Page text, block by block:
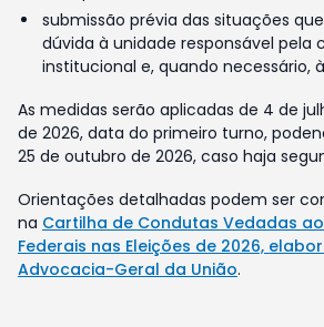
submissão prévia das situações
dúvida à unidade responsável pela
institucional e, quando necessário,
As medidas serão aplicadas de 4 de
de 2026, data do primeiro turno,
25 de outubro de 2026, caso haja
Orientações detalhadas podem ser
na Cartilha de Condutas Vedadas
Federais nas Eleições de 2026,
Advocacia-Geral da União.